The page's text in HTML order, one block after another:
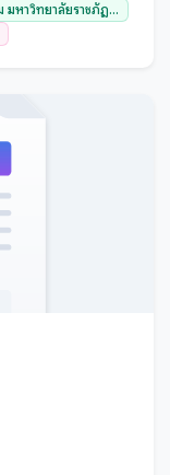
หาวิทยาลัยราชภัฏ...